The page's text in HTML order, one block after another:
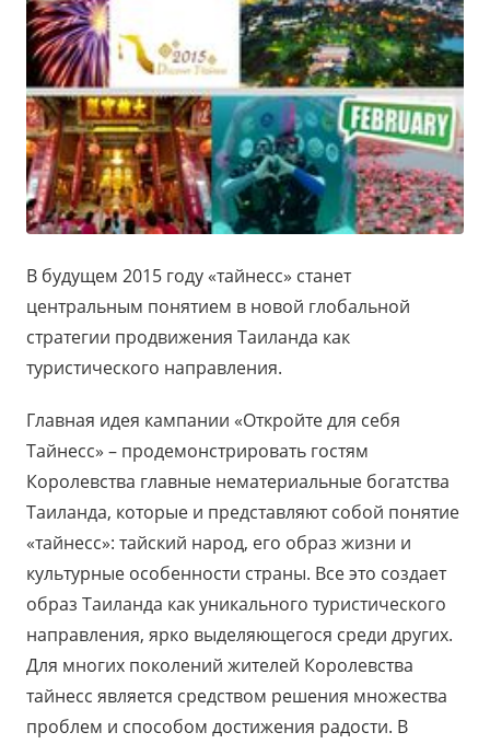
В будущем 2015 году «тайнесс» станет
центральным понятием в новой глобальной
стратегии продвижения Таиланда как
туристического направления.
Главная идея кампании «Откройте для себя
Тайнесс» – продемонстрировать гостям
Королевства главные нематериальные богатства
Таиланда, которые и представляют собой понятие
«тайнесс»: тайский народ, его образ жизни и
культурные особенности страны. Все это создает
образ Таиланда как уникального туристического
направления, ярко выделяющегося среди других.
Для многих поколений жителей Королевства
тайнесс является средством решения множества
проблем и способом достижения радости. В